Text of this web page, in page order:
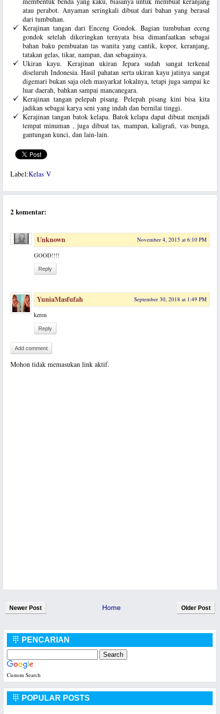
atau perabot. Anyaman seringkali dibuat dari bahan yang berasal
dari tumbuhan.
Kerajinan tangan dari Enceng Gondok. Bagian tumbuhan eceng
gondok setelah dikeringkan ternyata bisa dimanfaatkan sebagai
bahan baku pembuatan tas wanita yang cantik, kopor, keranjang,
tatakan gelas, tikar, nampan, dan sebagainya.
Ukiran kayu. Kerajinan ukiran Jepara sudah sangat terkenal
diseluruh Indonesia. Hasil pahatan serta ukiran kayu jatinya sangat
digemari bukan saja oleh masyarkat lokalnya, tetapi juga sampai ke
luar daerah, bahkan sampai mancanegara.
Kerajinan tangan pelepah pisang. Pelepah pisang kini bisa kita
jadikan sebagai karya seni yang indah dan bernilai tinggi.
Kerajinan tangan batok kelapa. Batok kelapa dapat dibuat menjadi
tempat minuman , juga dibuat tas, mampan, kaligrafi, vas bunga,
gantungan kunci, dan lain-lain.
Label:Kelas V
2 komentar:
Unknown November 4, 2015 at 6:10 PM
GOOD!!!!
Reply
YuniaMasfufah September 30, 2018 at 1:49 PM
keren
Reply
Add comment
Mohon tidak memasukan link aktif.
Newer Post Older Post
Home
 PENCARIAN
Custom Search
 POPULAR POSTS